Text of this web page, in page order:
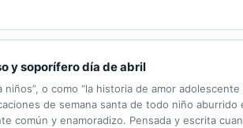
y soporífero día de abril
o como “la historia de amor
de semana santa de todo niño
común y enamoradizo. Pensada y escrita